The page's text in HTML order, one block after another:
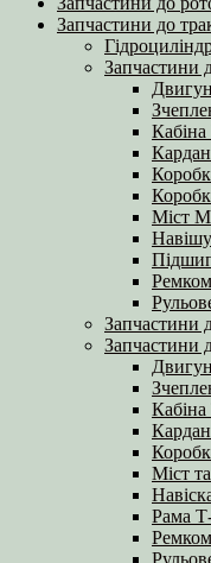
Запчастини до
Запчастини
Міст
Запчастини
Запчастини
Міст
Рама